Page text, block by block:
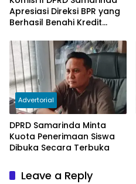
Apresiasi Direksi BPR yang
Berhasil Benahi Kredit
Advertorial
DPRD Samarinda Minta
Kuota Penerimaan Siswa
Dibuka Secara Terbuka
Leave a Reply